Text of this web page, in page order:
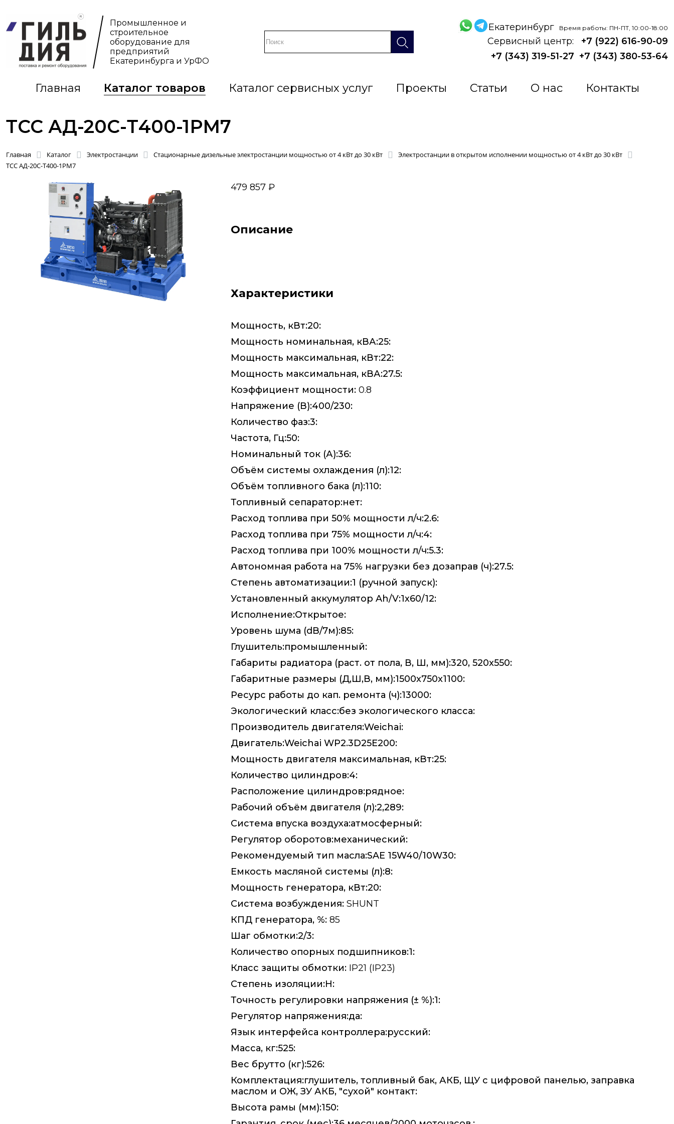
Промышленное и
строительное
оборудование для
предприятий
Екатеринбурга и УрФО
Екатеринбург Время работы: ПН-ПТ, 10:00-18:00
Сервисный центр:
+7 (922) 616-90-09
+7 (343) 319-51-27 +7 (343) 380-53-64
Главная Каталог товаров Каталог сервисных услуг Проекты Статьи О нас Контакты
ТСС АД-20С-Т400-1РМ7
Главная Каталог Электростанции Стационарные дизельные электростанции мощностью от 4 кВт до 30 кВт
Электростанции в открытом исполнении мощностью от 4 кВт до 30 кВт
ТСС АД-20С-Т400-1РМ7
479 857 ₽
Описание
Характеристики
Мощность, кВт:20:
Мощность номинальная, кВА:25:
Мощность максимальная, кВт:22:
Мощность максимальная, кВА:27.5:
Коэффициент мощности: 0.8
Напряжение (В):400/230:
Количество фаз:3:
Частота, Гц:50:
Номинальный ток (А):36:
Объём системы охлаждения (л):12:
Объём топливного бака (л):110:
Топливный сепаратор:нет:
Расход топлива при 50% мощности л/ч:2.6:
Расход топлива при 75% мощности л/ч:4:
Расход топлива при 100% мощности л/ч:5.3:
Автономная работа на 75% нагрузки без дозаправ (ч):27.5:
Степень автоматизации:1 (ручной запуск):
Установленный аккумулятор Ah/V:1х60/12:
Исполнение:Открытое:
Уровень шума (dB/7м):85:
Глушитель:промышленный:
Габариты радиатора (раст. от пола, В, Ш, мм):320, 520x550:
Габаритные размеры (Д,Ш,В, мм):1500x750x1100:
Ресурс работы до кап. ремонта (ч):13000:
Экологический класс:без экологического класса:
Производитель двигателя:Weichai:
Двигатель:Weichai WP2.3D25E200:
Мощность двигателя максимальная, кВт:25:
Количество цилиндров:4:
Расположение цилиндров:рядное:
Рабочий объём двигателя (л):2,289:
Система впуска воздуха:атмосферный:
Регулятор оборотов:механический:
Рекомендуемый тип масла:SAE 15W40/10W30:
Емкость масляной системы (л):8:
Мощность генератора, кВт:20:
Система возбуждения: SHUNT
КПД генератора, %: 85
Шаг обмотки:2/3:
Количество опорных подшипников:1:
Класс защиты обмотки: IP21 (IP23)
Степень изоляции:Н:
Точность регулировки напряжения (± %):1:
Регулятор напряжения:да:
Язык интерфейса контроллера:русский:
Масса, кг:525:
Вес брутто (кг):526:
Комплектация:глушитель, топливный бак, АКБ, ЩУ с цифровой панелью, заправка
маслом и ОЖ, ЗУ АКБ, "сухой" контакт:
Высота рамы (мм):150: